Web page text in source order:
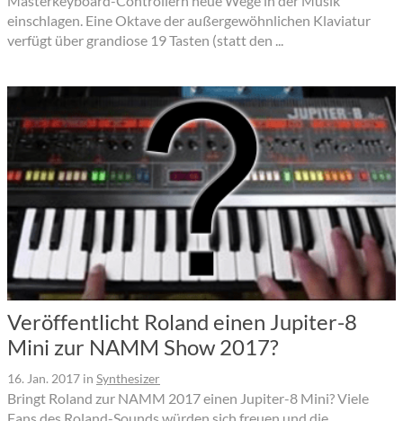
einschlagen. Eine Oktave der außergewöhnlichen Klaviatur
verfügt über grandiose 19 Tasten (statt den ...
Veröffentlicht Roland einen Jupiter-8
Mini zur NAMM Show 2017?
16. Jan. 2017 in Synthesizer
Bringt Roland zur NAMM 2017 einen Jupiter-8 Mini? Viele